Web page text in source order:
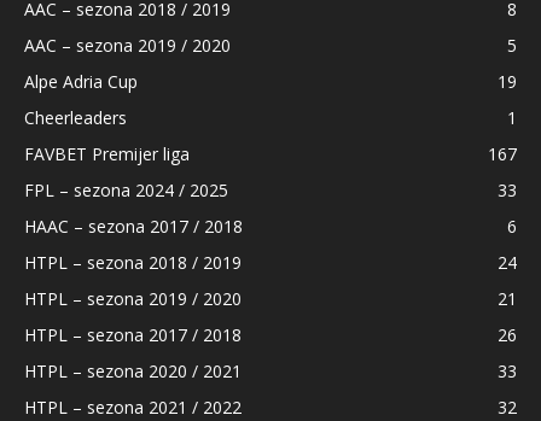
AAC – sezona 2018 / 2019
8
AAC – sezona 2019 / 2020
5
Alpe Adria Cup
19
Cheerleaders
1
FAVBET Premijer liga
167
FPL – sezona 2024 / 2025
33
HAAC – sezona 2017 / 2018
6
HTPL – sezona 2018 / 2019
24
HTPL – sezona 2019 / 2020
21
HTPL – sezona 2017 / 2018
26
HTPL – sezona 2020 / 2021
33
HTPL – sezona 2021 / 2022
32